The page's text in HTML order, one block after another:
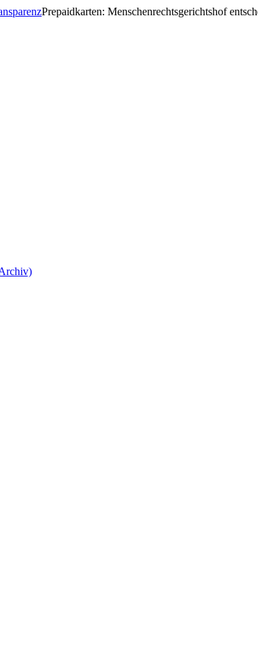
Prepaidkarten: Menschenrechtsgerichtshof